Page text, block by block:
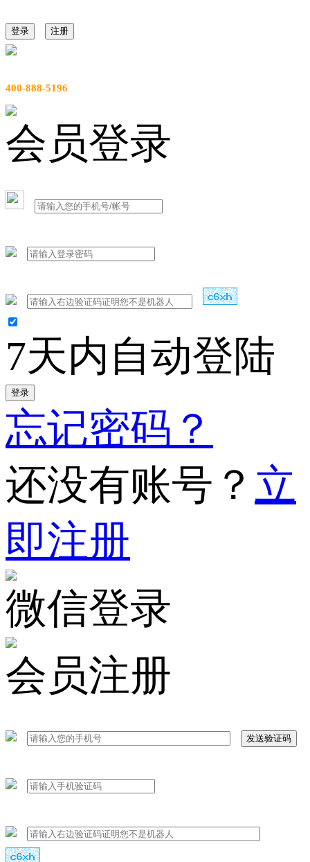
登录 注册
400-888-5196
会员登录
7天内自动登陆
登录
忘记密码？
还没有账号？ 立
即注册
微信登录
会员注册
发送验证码